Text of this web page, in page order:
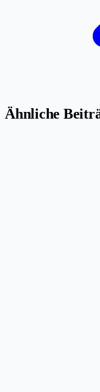
Ähnliche